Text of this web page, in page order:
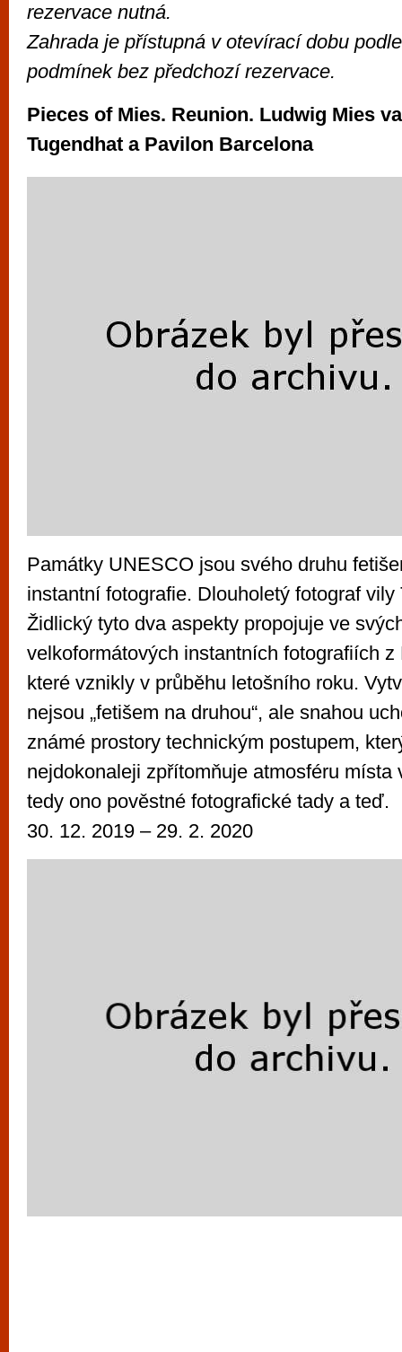
rezervace nutná.
Zahrada je přístupná v otevírací dobu
podmínek bez předchozí rezervace.
Pieces of Mies. Reunion. Ludwig Mies
Tugendhat a Pavilon Barcelona
Památky UNESCO jsou svého druhu
instantní fotografie. Dlouholetý fotograf vily
Židlický tyto dva aspekty propojuje ve
velkoformátových instantních fotografiích z
které vznikly v průběhu letošního roku.
nejsou „fetišem na druhou“, ale snahou
známé prostory technickým postupem,
nejdokonaleji zpřítomňuje atmosféru místa
tedy ono pověstné fotografické tady a teď.
30. 12. 2019 – 29. 2. 2020